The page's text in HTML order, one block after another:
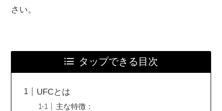
さい。
タップできる目次
UFCとは
主な特徴：